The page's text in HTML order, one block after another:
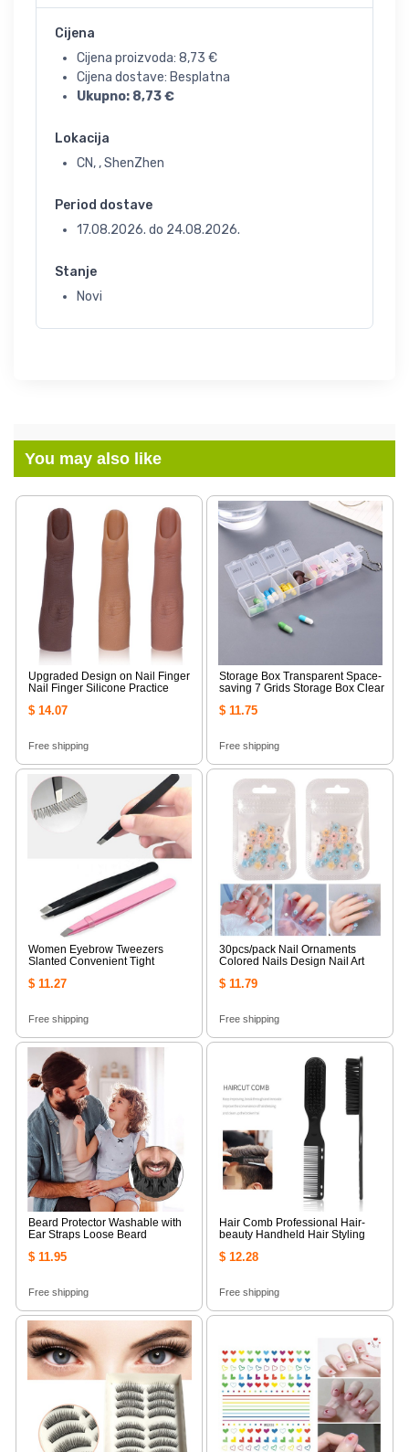
Cijena
Cijena proizvoda: 8,73 €
Cijena dostave: Besplatna
Ukupno: 8,73€
Lokacija
CN, , ShenZhen
Period dostave
17.08.2026. do 24.08.2026.
Stanje
Novi